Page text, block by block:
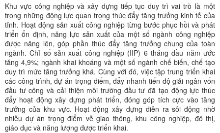
Khu vực công nghiệp và xây dựng tiếp tục duy trì vai trò là một
trong những động lực quan trọng thúc đẩy tăng trưởng kinh tế của
tỉnh. Hoạt động sản xuất công nghiệp từng bước phục hồi và phát
triển ổn định, năng lực sản xuất của một số ngành công nghiệp
được nâng lên, góp phần thúc đẩy tăng trưởng chung của toàn
ngành. Chỉ số sản xuất công nghiệp (IIP) 6 tháng đầu năm ước
tăng 4,9%; ngành khai khoáng và một số ngành chế biến, chế tạo
duy trì mức tăng trưởng khá. Cùng với đó, việc tập trung triển khai
các công trình, dự án trọng điểm, đẩy nhanh tiến độ giải ngân vốn
đầu tư công và cải thiện môi trường đầu tư đã tạo động lực thúc
đẩy hoạt động xây dựng phát triển, đóng góp tích cực vào tăng
trưởng của khu vực. Hoạt động xây dựng diễn ra sôi động nhờ
nhiều dự án trọng điểm về giao thông, khu công nghiệp, đô thị,
giáo dục và năng lượng được triển khai.